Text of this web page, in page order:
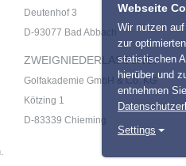
Deutenhof 3
D-93077 Bad Abbach
ZWEIGNIEDERLASSUNG:
Golfakademie GmbH & Co. KG
Kötzing 1
D-83339 Chieming
Webseite
Wir nutzen
zur
statistischen
hierüber und
entnehmen
Settings